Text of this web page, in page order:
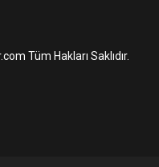
Tüm Hakları Saklıdır.